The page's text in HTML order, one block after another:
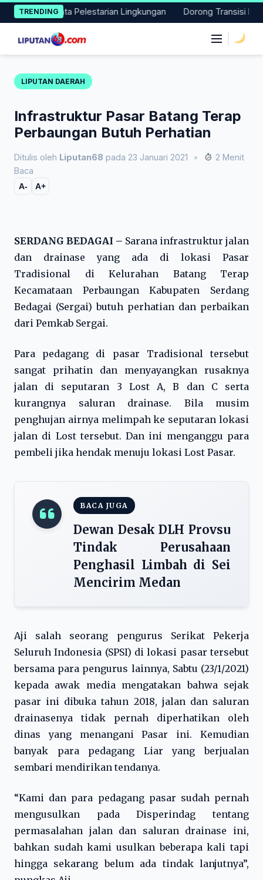
Skip
to
content
TRENDING
Aksi Nyata Pelestarian Lingkungan Dorong Transisi Energi di
LIPUTAN DAERAH
Infrastruktur Pasar Batang Terap
Perbaungan Butuh Perhatian
Ditulis oleh Liputan68 pada 23 Januari 2021 •
2 Menit
Baca
A- A+
SERDANG BEDAGAI – Sarana infrastruktur jalan
dan drainase yang ada di lokasi Pasar
Tradisional di Kelurahan Batang Terap
Kecamataan Perbaungan Kabupaten Serdang
Bedagai (Sergai) butuh perhatian dan perbaikan
dari Pemkab Sergai.
Para pedagang di pasar Tradisional tersebut
sangat prihatin dan menyayangkan rusaknya
jalan di seputaran 3 Lost A, B dan C serta
kurangnya saluran drainase. Bila musim
penghujan airnya melimpah ke seputaran lokasi
jalan di Lost tersebut. Dan ini menganggu para
pembeli jika hendak menuju lokasi Lost Pasar.
BACA JUGA
Dewan Desak DLH Provsu
Tindak Perusahaan
Penghasil Limbah di Sei
Mencirim Medan
Aji salah seorang pengurus Serikat Pekerja
Seluruh Indonesia (SPSI) di lokasi pasar tersebut
bersama para pengurus lainnya, Sabtu (23/1/2021)
kepada awak media mengatakan bahwa sejak
pasar ini dibuka tahun 2018, jalan dan saluran
drainasenya tidak pernah diperhatikan oleh
dinas yang menangani Pasar ini. Kemudian
banyak para pedagang Liar yang berjualan
sembari mendirikan tendanya.
“Kami dan para pedagang pasar sudah pernah
mengusulkan pada Disperindag tentang
permasalahan jalan dan saluran drainase ini,
bahkan sudah kami usulkan beberapa kali tapi
hingga sekarang belum ada tindak lanjutnya”,